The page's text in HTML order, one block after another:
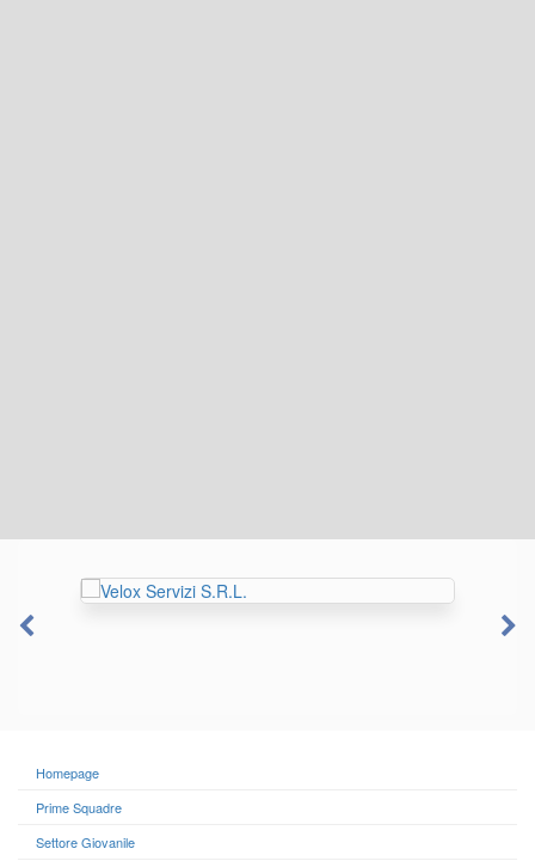
Homepage
Prime Squadre
Settore Giovanile